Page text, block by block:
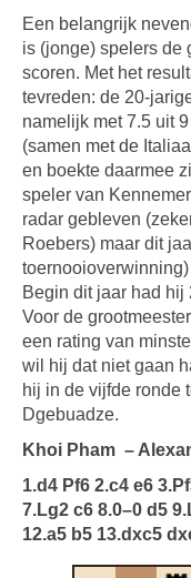
Een belangrijk
is (jonge) spelers de
scoren. Met het
tevreden: de 20-
namelijk met 7.5 uit
(samen met de
en boekte daarmee
speler van
radar gebleven
Roebers) maar dit
Begin dit jaar had hij
Voor de
een rating van
wil hij dat niet gaan
hij in de vijfde ronde
Dgebuadze.
Khoi Pham –
1.d4 Pf6 2.c4 e6
7.Lg2 c6 8.0–0 d5
12.a5 b5 13.dxc5